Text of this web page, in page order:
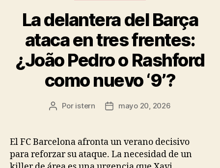
La delantera del Barça
ataca en tres frentes:
¿João Pedro o Rashford
como nuevo ‘9’?
Autor
entrada
Por istern
Fecha
entrada
mayo 20, 2026
El FC Barcelona afronta un verano decisivo
para reforzar su ataque. La necesidad de un